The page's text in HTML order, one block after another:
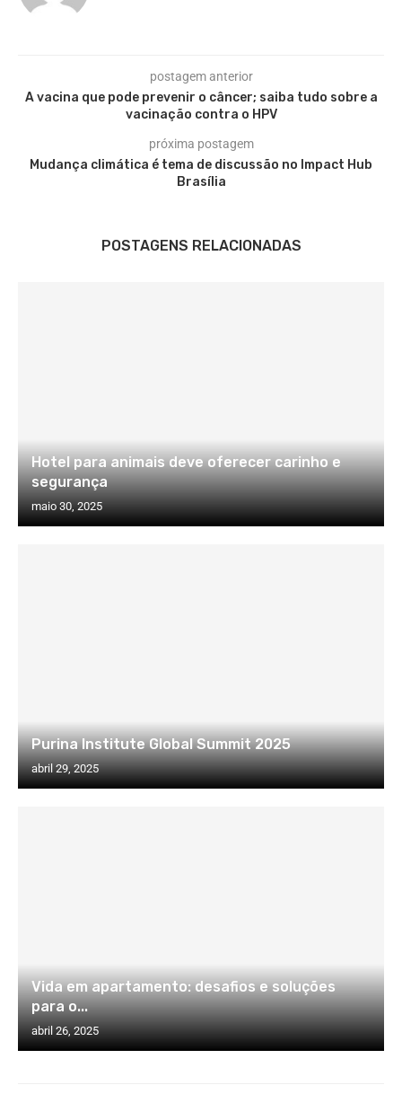
postagem anterior
A vacina que pode prevenir o câncer; saiba tudo sobre a
vacinação contra o HPV
próxima postagem
Mudança climática é tema de discussão no Impact Hub
Brasília
POSTAGENS RELACIONADAS
Hotel para animais deve oferecer carinho e
segurança
maio 30, 2025
Purina Institute Global Summit 2025
abril 29, 2025
Vida em apartamento: desafios e soluções
para o...
abril 26, 2025